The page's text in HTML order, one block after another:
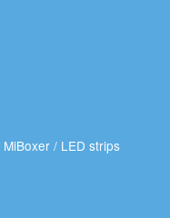
/ LED strips